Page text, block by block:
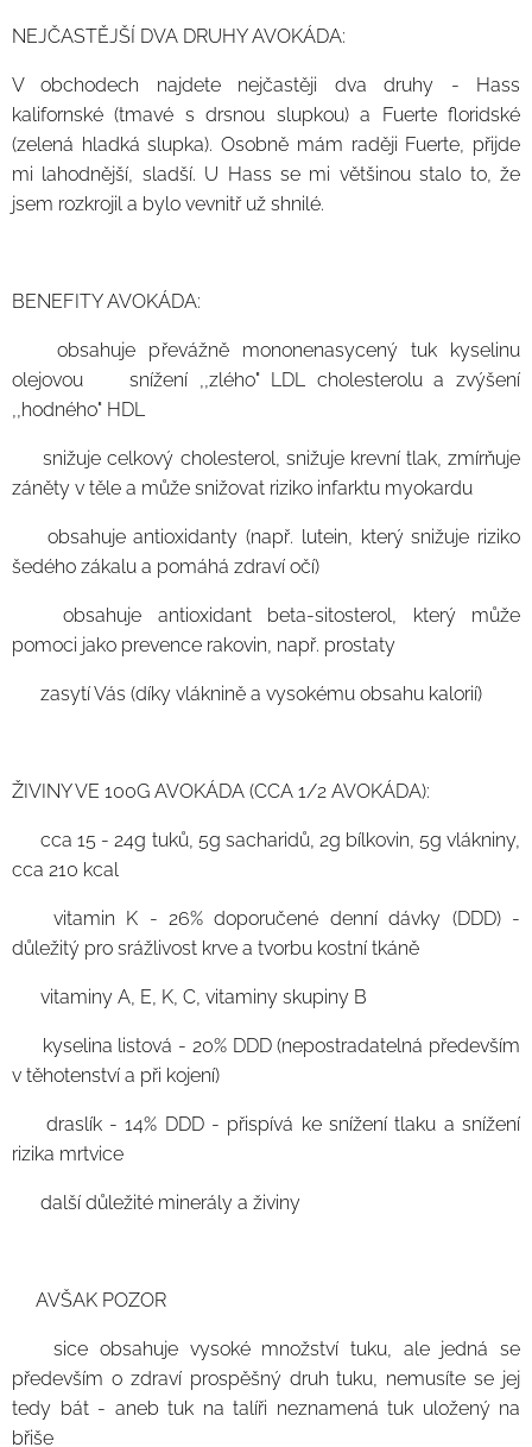
NEJČASTĚJŠÍ DVA DRUHY AVOKÁDA:
V obchodech najdete nejčastěji dva druhy - Hass
kalifornské (tmavé s drsnou slupkou) a Fuerte floridské
(zelená hladká slupka). Osobně mám raději Fuerte, přijde
mi lahodnější, sladší. U Hass se mi většinou stalo to, že
jsem rozkrojil a bylo vevnitř už shnilé.
BENEFITY AVOKÁDA:
🥑 obsahuje převážně mononenasycený tuk kyselinu
olejovou ➡️ snížení ,,zlého" LDL cholesterolu a zvýšení
,,hodného" HDL
🥑 snižuje celkový cholesterol, snižuje krevní tlak, zmírňuje
záněty v těle a může snižovat riziko infarktu myokardu
🥑 obsahuje antioxidanty (např. lutein, který snižuje riziko
šedého zákalu a pomáhá zdraví očí)
🥑 obsahuje antioxidant beta-sitosterol, který může
pomoci jako prevence rakovin, např. prostaty
🥑 zasytí Vás (díky vláknině a vysokému obsahu kalorií)
ŽIVINY VE 100G AVOKÁDA (CCA 1/2 AVOKÁDA):
🥑 cca 15 - 24g tuků, 5g sacharidů, 2g bílkovin, 5g vlákniny,
cca 210 kcal
🥑 vitamin K - 26% doporučené denní dávky (DDD) -
důležitý pro srážlivost krve a tvorbu kostní tkáně
🥑 vitaminy A, E, K, C, vitaminy skupiny B
🥑 kyselina listová - 20% DDD (nepostradatelná především
v těhotenství a při kojení)
🥑 draslík - 14% DDD - přispívá ke snížení tlaku a snížení
rizika mrtvice
🥑 další důležité minerály a živiny
❗️AVŠAK POZOR❗️
🥑 sice obsahuje vysoké množství tuku, ale jedná se
především o zdraví prospěšný druh tuku, nemusíte se jej
tedy bát - aneb tuk na talíři neznamená tuk uložený na
břiše